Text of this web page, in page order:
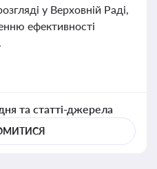
у Верховній Раді,
ефективності
та статті-джерела